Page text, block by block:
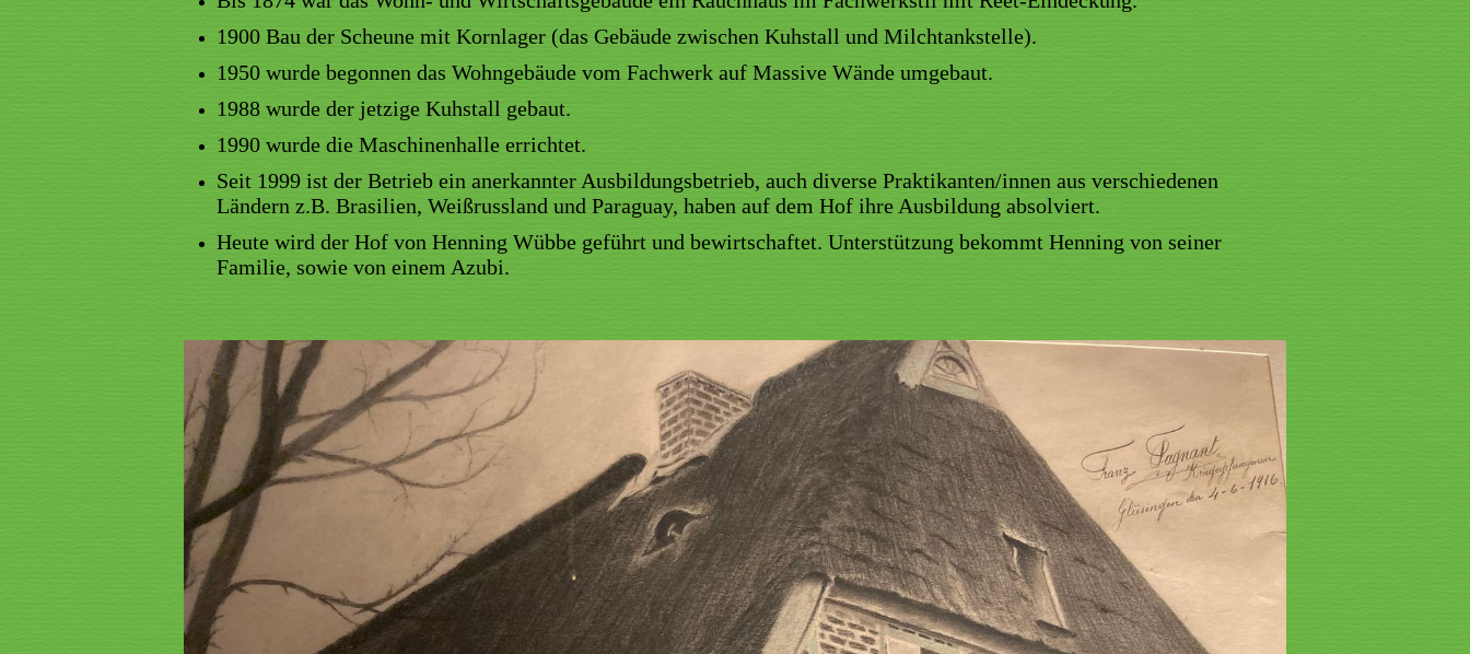
1900 Bau der Scheune mit Kornlager (das Gebäude zwischen Kuhstall und Milchtankstelle).
1950 wurde begonnen das Wohngebäude vom Fachwerk auf Massive Wände umgebaut.
1988 wurde der jetzige Kuhstall gebaut.
1990 wurde die Maschinenhalle errichtet.
Seit 1999 ist der Betrieb ein anerkannter Ausbildungsbetrieb, auch diverse Praktikanten/innen aus verschiedenen
Ländern z.B. Brasilien, Weißrussland und Paraguay, haben auf dem Hof ihre Ausbildung absolviert.
Heute wird der Hof von Henning Wübbe geführt und bewirtschaftet. Unterstützung bekommt Henning von seiner
Familie, sowie von einem Azubi.